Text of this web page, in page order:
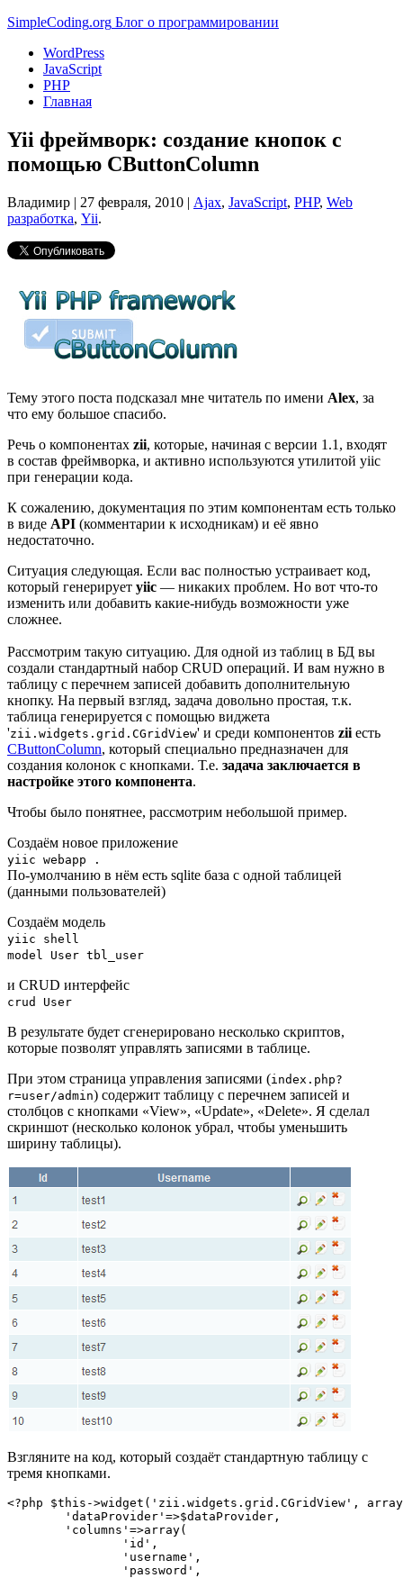
SimpleCoding.org Блог о программировании
WordPress
JavaScript
PHP
Главная
Yii фреймворк: создание кнопок с
помощью CButtonColumn
Владимир | 27 февраля, 2010 | Ajax, JavaScript, PHP, Web
разработка, Yii.
Тему этого поста подсказал мне читатель по имени Alex, за
что ему большое спасибо.
Речь о компонентах zii, которые, начиная с версии 1.1, входят
в состав фреймворка, и активно используются утилитой yiic
при генерации кода.
К сожалению, документация по этим компонентам есть только
в виде API (комментарии к исходникам) и её явно
недостаточно.
Ситуация следующая. Если вас полностью устраивает код,
который генерирует yiic — никаких проблем. Но вот что-то
изменить или добавить какие-нибудь возможности уже
сложнее.
Рассмотрим такую ситуацию. Для одной из таблиц в БД вы
создали стандартный набор CRUD операций. И вам нужно в
таблицу с перечнем записей добавить дополнительную
кнопку. На первый взгляд, задача довольно простая, т.к.
таблица генерируется с помощью виджета
'zii.widgets.grid.CGridView' и среди компонентов zii есть
CButtonColumn, который специально предназначен для
создания колонок с кнопками. Т.е. задача заключается в
настройке этого компонента.
Чтобы было понятнее, рассмотрим небольшой пример.
Создаём новое приложение
yiic webapp .
По-умолчанию в нём есть sqlite база с одной таблицей
(данными пользователей)
Создаём модель
yiic shell
model User tbl_user
и CRUD интерфейс
crud User
В результате будет сгенерировано несколько скриптов,
которые позволят управлять записями в таблице.
При этом страница управления записями (index.php?
r=user/admin) содержит таблицу с перечнем записей и
столбцов с кнопками «View», «Update», «Delete». Я сделал
скриншот (несколько колонок убрал, чтобы уменьшить
ширину таблицы).
Взгляните на код, который создаёт стандартную таблицу с
тремя кнопками.
<?php $this->widget('zii.widgets.grid.CGridView',